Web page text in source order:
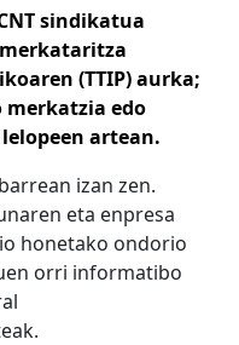
sindikatua
(TTIP) aurka;
edo
artean.
izan zen.
eta enpresa
honetako ondorio
orri informatibo